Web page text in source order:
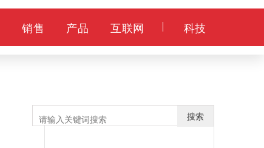
销售 产品 互联网 科技
搜索